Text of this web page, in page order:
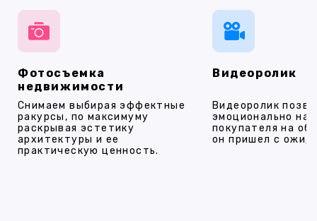
Фотосъемка
недвижимости
Снимаем выбирая эффектные
ракурсы, по максимуму
раскрывая эстетику
архитектуры и ее
практическую ценность.
Видеоролик
Видеоролик
эмоционально
покупателя на
он пришел с